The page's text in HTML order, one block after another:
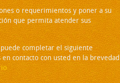
o requerimientos y poner a su
que permita atender sus
completar el siguiente
contacto con usted en la brevedad